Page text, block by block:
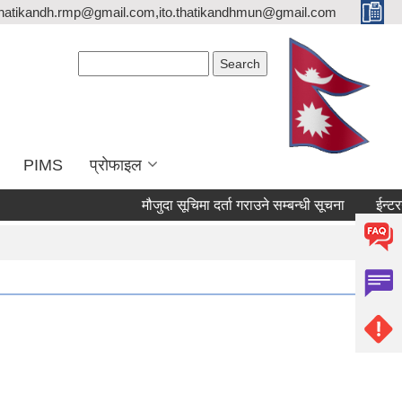
PIMS प्राेफाइल
मौजुदा सूचिमा दर्ता गराउने सम्बन्धी सूचना